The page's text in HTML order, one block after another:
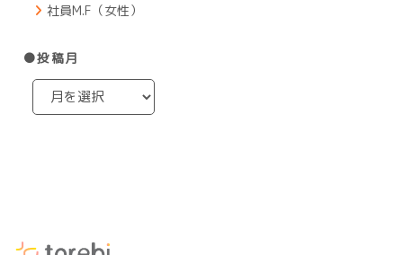
社員M.F（女性）
●投稿月